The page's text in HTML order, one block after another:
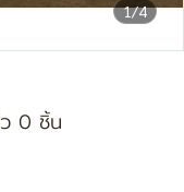
1/4
0 ชิ้น